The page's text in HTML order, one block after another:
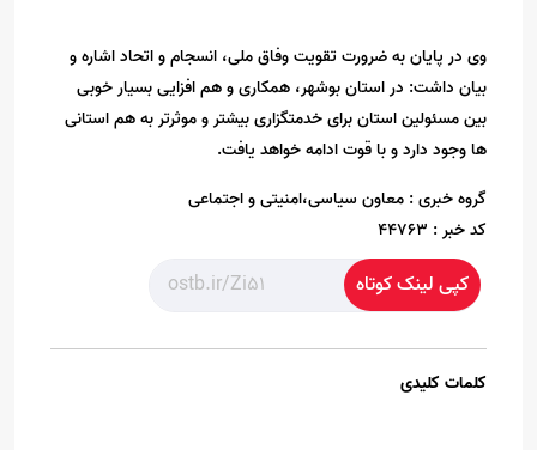
وی در پایان به ضرورت تقویت وفاق ملی، انسجام و اتحاد اشاره و
بیان داشت: در استان بوشهر، همکاری و هم افزایی بسیار خوبی
بین مسئولین استان برای خدمتگزاری بیشتر و موثرتر به هم استانی
ها وجود دارد و با قوت ادامه خواهد یافت.
گروه خبری : معاون سیاسی،امنیتی و اجتماعی
کد خبر : 44763
کپی لینک کوتاه
کلمات کلیدی